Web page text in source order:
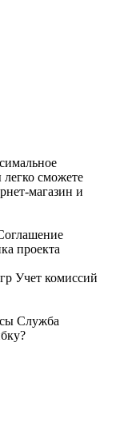
сможете
магазин и
проекта
Учет комиссий
Служба